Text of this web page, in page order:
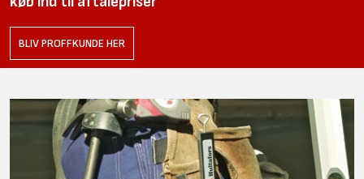
BLIV PROFFKUNDE HER